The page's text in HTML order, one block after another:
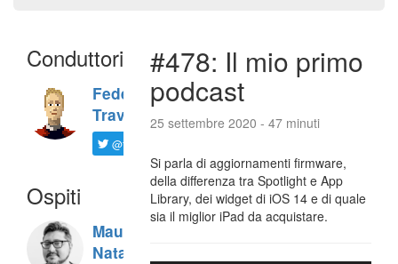
Conduttori
Federico
Travaini
@ftrava
Ospiti
Maurizio
Natali
#478: Il mio primo
podcast
25 settembre 2020 - 47 minuti
Si parla di aggiornamenti firmware,
della differenza tra Spotlight e App
Library, dei widget di iOS 14 e di quale
sia il miglior iPad da acquistare.